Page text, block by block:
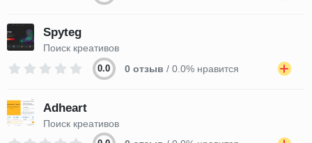
Spyteg
Поиск креативов
0.0 0 отзыв / 0.0% нравится
Adheart
Поиск креативов